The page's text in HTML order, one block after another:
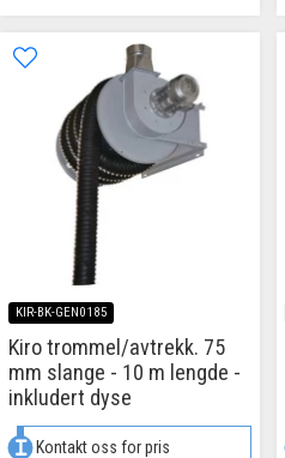
KIR-BK-GEN0185
Kiro trommel/avtrekk. 75
mm slange - 10 m lengde -
inkludert dyse
Kontakt oss for pris